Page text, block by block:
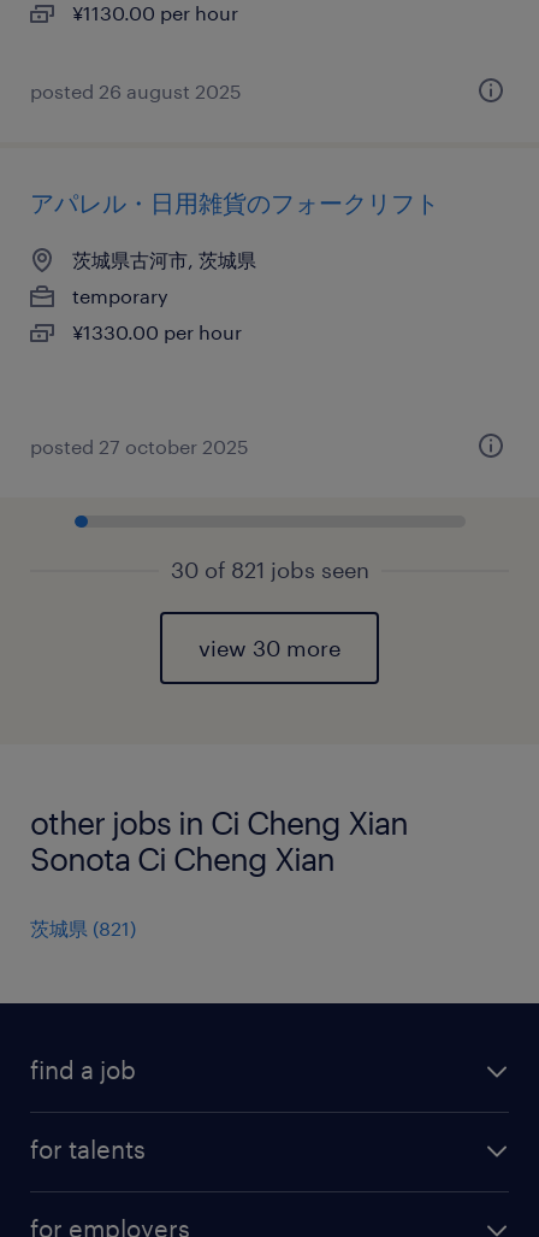
¥1130.00 per hour
posted 26 august 2025
アパレル・日用雑貨のフォークリフト
茨城県古河市, 茨城県
temporary
¥1330.00 per hour
posted 27 october 2025
30 of 821 jobs seen
view 30 more
other jobs in Ci Cheng Xian
Sonota Ci Cheng Xian
茨城県 (821)
find a job
for talents
for employers